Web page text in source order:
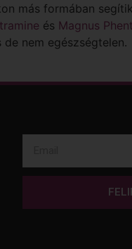
más formában
és Magnus
nem egészségtelen.